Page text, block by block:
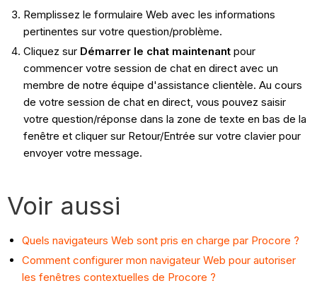
Remplissez le formulaire Web avec les informations
pertinentes sur votre question/problème.
Cliquez sur Démarrer le chat maintenantpour
commencer votre session de chat en direct avec un
membre de notre équipe d'assistance clientèle. Au cours
de votre session de chat en direct, vous pouvez saisir
votre question/réponse dans la zone de texte en bas de la
fenêtre et cliquer sur Retour/Entrée sur votre clavier pour
envoyer votre message.
Voir aussi
Quels navigateurs Web sont pris en charge par Procore ?
Comment configurer mon navigateur Web pour autoriser
les fenêtres contextuelles de Procore ?